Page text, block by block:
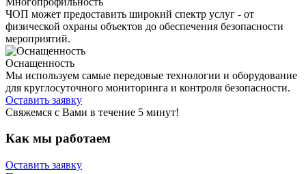
ЧОП может предоставить широкий спектр услуг - от
физической охраны объектов до обеспечения безопасности
мероприятий.
Оснащенность
Мы используем самые передовые технологии и оборудование
для круглосуточного мониторинга и контроля безопасности.
Оставить заявку
Свяжемся c Вами в течение 5 минут!
Как мы работаем
Оставить заявку